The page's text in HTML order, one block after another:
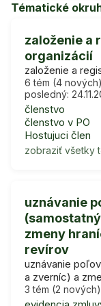
Tématické
založenie a
organizácií
založenie a
6 tém (4 nových)
posledný:
členstvo
členstvo v PO
Hostujuci člen
zobraziť všetky
uznávanie
zmeny
revírov
uznávanie
a zverníc) a
3 tém (2 nových)